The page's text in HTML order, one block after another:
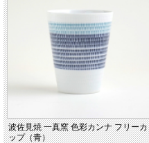
波佐見焼 一真窯 色彩カンナ フリーカ
ップ（青）